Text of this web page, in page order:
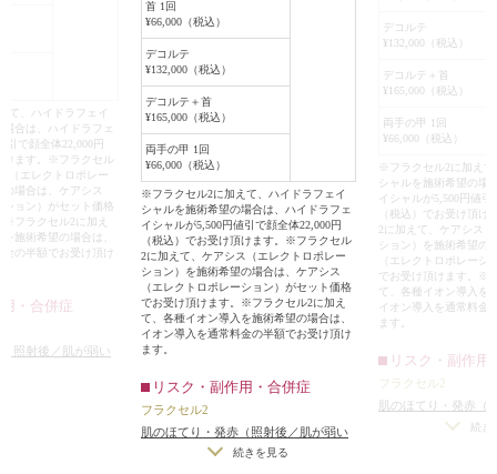
て、ハイドラフェイ
合は、ハイドラフェ
引で顔全体22,000円
けます。※フラクセル
（エレクトロポレー
場合は、ケアシス
ョン）がセット価格
フラクセル2に加え
施術希望の場合は、
の半額でお受け頂け
・合併症
照射後／肌が弱い
首 1回
¥66,000（税込）
デコルテ
¥132,000（税込）
デコルテ＋首
¥165,000（税込）
両手の甲 1回
¥66,000（税込）
※フラクセル2に加えて、ハイドラフェイ
シャルを施術希望の場合は、ハイドラフェ
イシャルが5,500円値引で顔全体22,000円
（税込）でお受け頂けます。※フラクセル
2に加えて、ケアシス（エレクトロポレー
ション）を施術希望の場合は、ケアシス
（エレクトロポレーション）がセット価格
でお受け頂けます。※フラクセル2に加え
て、各種イオン導入を施術希望の場合は、
イオン導入を通常料金の半額でお受け頂け
ます。
リスク・副作用・合併症
フラクセル2
肌のほてり・発赤（照射後／肌が弱い
方・敏感肌の方）続きを見る
デコルテ
¥132,000（税込）
デコルテ＋首
¥165,000（税込）
両手の甲 1回
¥66,000（税込）
※フラクセル2に加え
シャルを施術希望の場
イシャルが5,500円値引
（税込）でお受け頂
2に加えて、ケアシス
ション）を施術希望の
（エレクトロポレーシ
でお受け頂けます。※
て、各種イオン導入を
イオン導入を通常料金
ます。
リスク・副作用
フラクセル2
肌のほてり・発赤（
方・敏感肌の方）続き